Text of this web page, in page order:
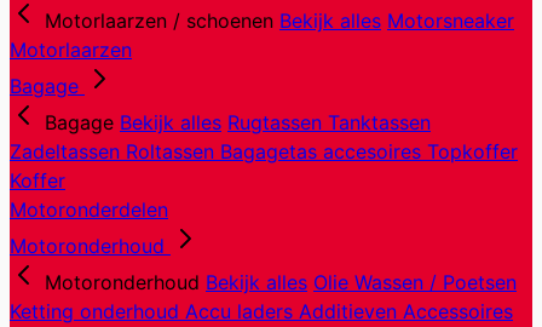
Motorlaarzen / schoenen Bekijk alles Motorsneaker
Motorlaarzen
Bagage
Bagage Bekijk alles Rugtassen Tanktassen
Zadeltassen Roltassen Bagagetas accesoires Topkoffer
Koffer
Motoronderdelen
Motoronderhoud
Motoronderhoud Bekijk alles Olie Wassen / Poetsen
Ketting onderhoud Accu laders Additieven Accessoires